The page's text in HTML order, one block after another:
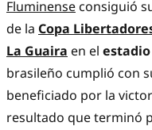
Fluminense consiguió
de la Copa
La Guaira en el
brasileño cumplió con
beneficiado por la
resultado que terminó